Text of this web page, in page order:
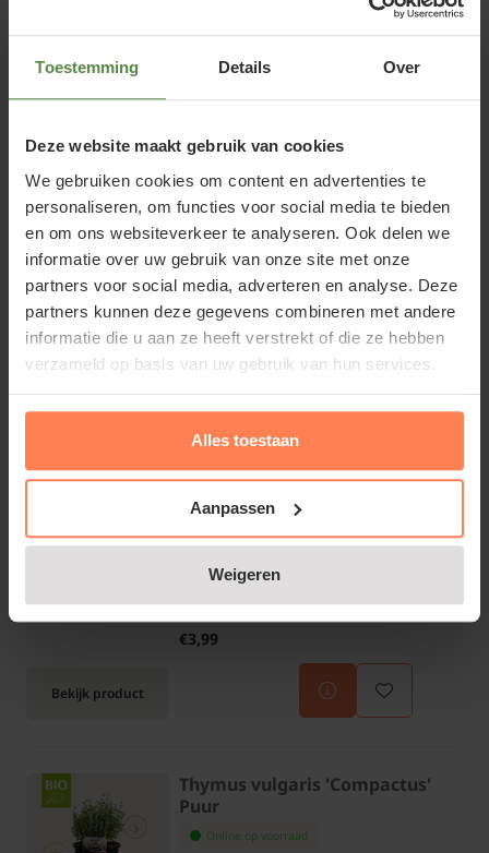
Toestemming Details Over
Deze website maakt gebruik van cookies
We gebruiken cookies om content en advertenties te
personaliseren, om functies voor social media te bieden
en om ons websiteverkeer te analyseren. Ook delen we
informatie over uw gebruik van onze site met onze
partners voor social media, adverteren en analyse. Deze
partners kunnen deze gegevens combineren met andere
informatie die u aan ze heeft verstrekt of die ze hebben
verzameld op basis van uw gebruik van hun services.
Alles toestaan
Aanpassen
Weigeren
Bekijk product
Thymus citriodorus 'Aureus' -
Puur
Niet op voorraad
Bloeitijd:
Groenblijvend:
Ja
€3,99
Thymus vulgaris 'Compactus'
Puur
Online op voorraad